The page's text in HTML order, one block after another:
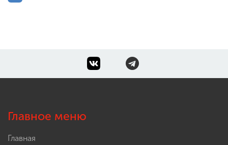
Главное меню
Главная